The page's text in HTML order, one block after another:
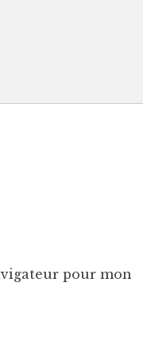
pour mon